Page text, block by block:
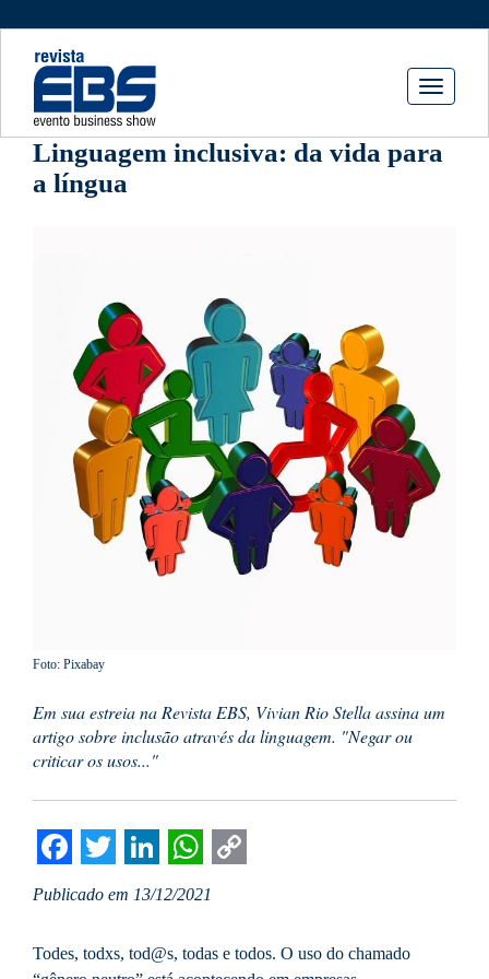
Toggle
Linguagem inclusiva: da vida para
a língua
Foto: Pixabay
Em sua estreia na Revista EBS, Vivian Rio Stella assina um
artigo sobre inclusão através da linguagem. "Negar ou
criticar os usos..."
Facebook
Twitter
LinkedIn
WhatsApp
Publicado em 13/12/2021
Todes, todxs, tod@s, todas e todos. O uso do chamado